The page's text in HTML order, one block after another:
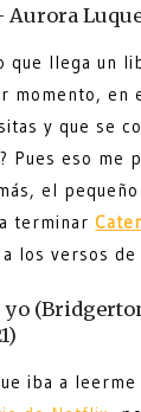
Aurora Luque
que llega un
momento, en
y que se
Pues eso me
el
terminar
los versos de
yo
iba a leerme